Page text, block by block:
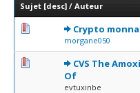
Sujet [desc] / Auteur
Crypto
morgane050
0 Votes - 0 sur 1
CVS The
Of
evtuxinbe
0 Votes - 0 sur 1